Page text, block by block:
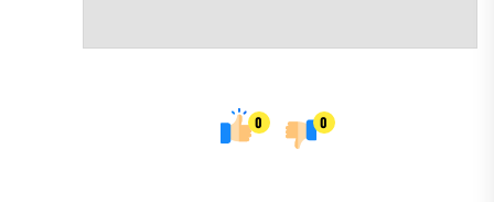
0 0